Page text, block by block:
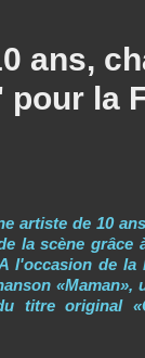
ans,
pour la
artiste de 10
la scène grâce
l'occasion de la
«Maman»,
titre original